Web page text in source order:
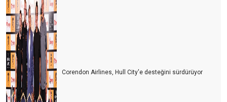
Corendon Airlines, Hull City'e desteğini sürdürüyor